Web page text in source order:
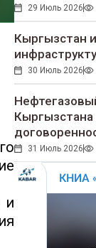
и
29 Июль 2026
Кыргызстан
30 Июль 2026
31 Июль 2026